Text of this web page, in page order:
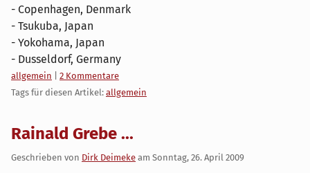
- Copenhagen, Denmark
- Tsukuba, Japan
- Yokohama, Japan
- Dusseldorf, Germany
Kategorien:
allgemein
2 Kommentare
Tags für diesen Artikel: allgemein
Rainald Grebe ...
Geschrieben von Dirk Deimeke am Sonntag, 26. April 2009